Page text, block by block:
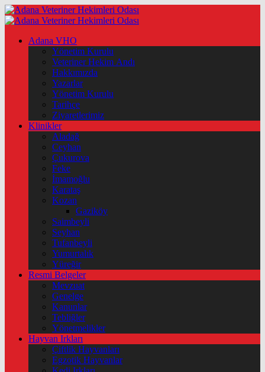
Adana VHO
Yönetim Kurulu
Veteriner Hekim Andı
Hakkımızda
Yazarlar
Yönetim Kurulu
Tarihçe
Ziyaretlerimiz
Klinikler
Aladağ
Ceyhan
Çukurova
Feke
İmamoğlu
Karataş
Kozan
Gaziköy
Saimbeyli
Seyhan
Tufanbeyli
Yumurtalık
Yüreğir
Resmi Belgeler
Mevzuat
Genelge
Kanunlar
Tebliğler
Yönetmelikler
Hayvan Irkları
Çiftlik Hayvanları
Egzotik Hayvanlar